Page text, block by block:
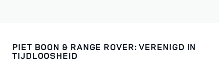
PIET BOON & RANGE ROVER: VERENIGD IN
TIJDLOOSHEID